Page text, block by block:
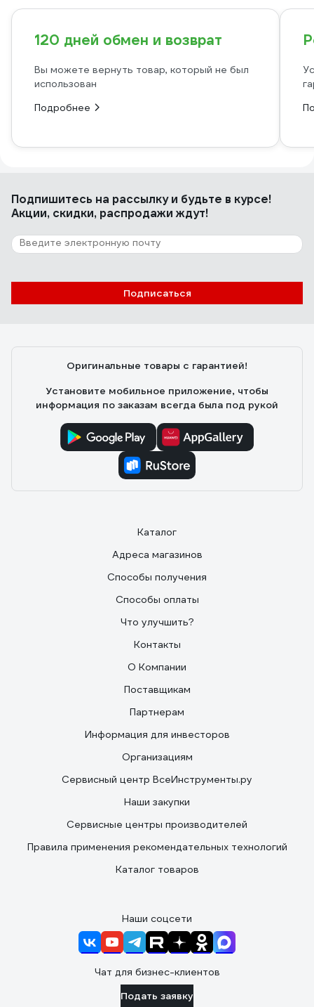
120 дней обмен и возврат
Вы можете вернуть товар, который не был
использован
Подробнее
Подпишитесь на рассылкуи будьте в курсе!
Акции, скидки, распродажи ждут!
Подписаться
Оригинальные товары с гарантией!
Установите мобильное приложение, чтобы
информация по заказам всегда была под рукой
Каталог
Адреса магазинов
Способы получения
Способы оплаты
Что улучшить?
Контакты
О Компании
Поставщикам
Партнерам
Информация для инвесторов
Организациям
Сервисный центр ВсеИнструменты.ру
Наши закупки
Сервисные центры производителей
Правила применения рекомендательных технологий
Каталог товаров
Наши соцсети
Чат для бизнес-клиентов
Подать заявку